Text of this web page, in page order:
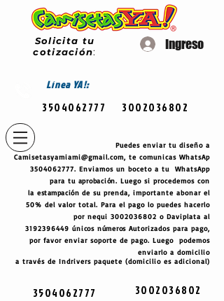
Solicita tu
cotización:
Ingreso
LíneaYA!:
3504062777 3002036802
Puedes enviar tu diseño a
Camisetasyamiami@gmail.com, te comunicas WhatsAp
3504062777. Enviamos un boceto a tu WhatsApp
para tu aprobación. Luego si procedemos con
laestampación de su prenda, importante abonar el
50% del valor total. Para el pago lo puedes hacerlo
por nequi 3002036802 o Daviplata al
3192396449 únicos números Autorizados para pago,
por favor enviar soporte de pago. Luego podemos
enviarlo a domicilio
a través de Indrivers paquete (domicilio es adicional)
3504062777 3002036802